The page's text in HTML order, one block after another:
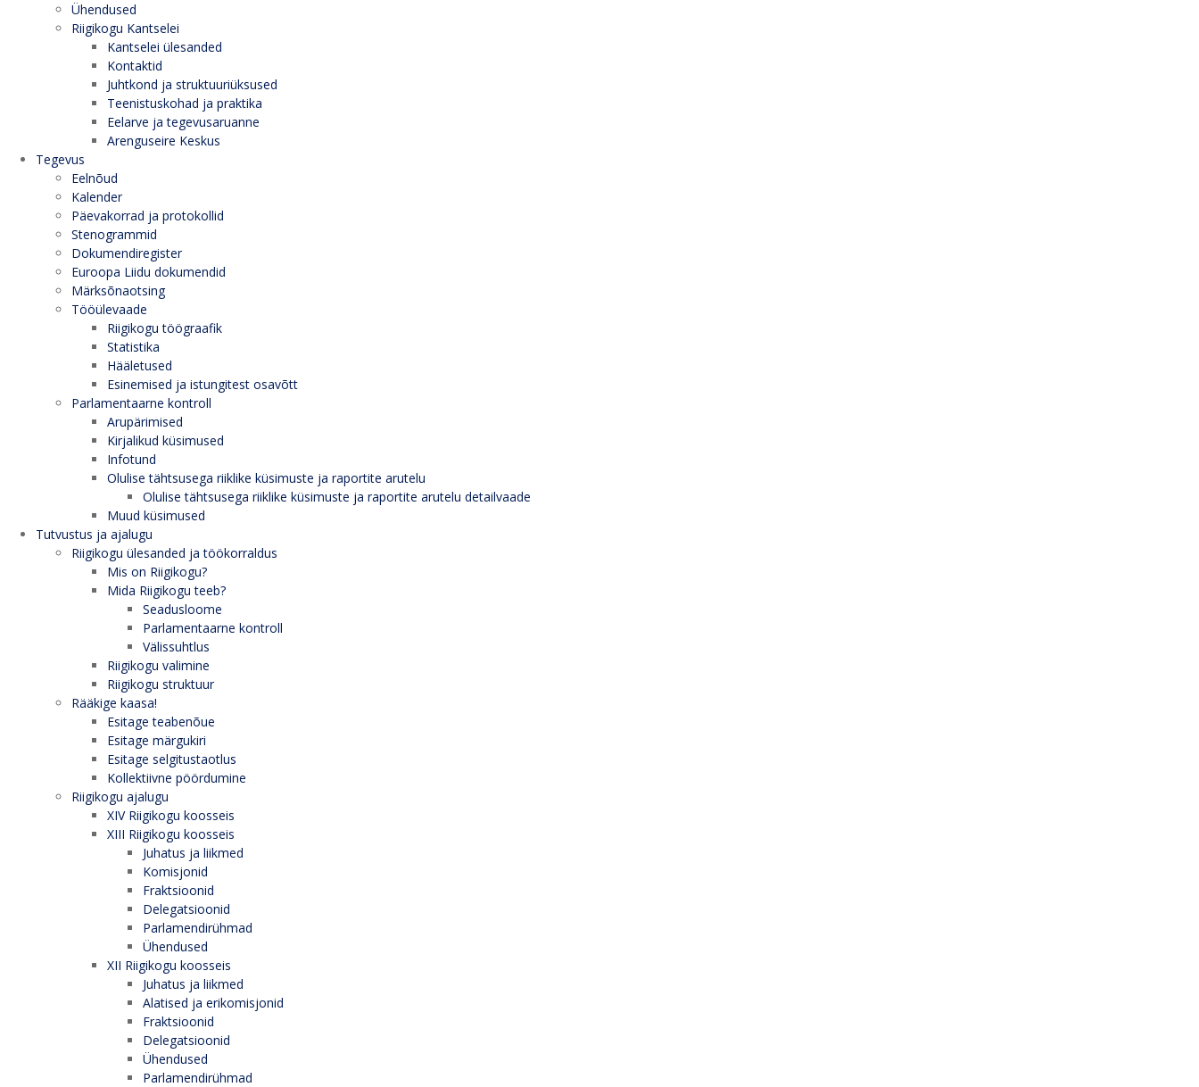
Ühendused
Riigikogu Kantselei
Kantselei ülesanded
Kontaktid
Juhtkond ja struktuuriüksused
Teenistuskohad ja praktika
Eelarve ja tegevusaruanne
Arenguseire Keskus
Tegevus
Eelnõud
Kalender
Päevakorrad ja protokollid
Stenogrammid
Dokumendiregister
Euroopa Liidu dokumendid
Märksõnaotsing
Tööülevaade
Riigikogu töögraafik
Statistika
Hääletused
Esinemised ja istungitest osavõtt
Parlamentaarne kontroll
Arupärimised
Kirjalikud küsimused
Infotund
Olulise tähtsusega riiklike küsimuste ja raportite arutelu
Olulise tähtsusega riiklike küsimuste ja raportite arutelu detailvaade
Muud küsimused
Tutvustus ja ajalugu
Riigikogu ülesanded ja töökorraldus
Mis on Riigikogu?
Mida Riigikogu teeb?
Seadusloome
Parlamentaarne kontroll
Välissuhtlus
Riigikogu valimine
Riigikogu struktuur
Rääkige kaasa!
Esitage teabenõue
Esitage märgukiri
Esitage selgitustaotlus
Kollektiivne pöördumine
Riigikogu ajalugu
XIV Riigikogu koosseis
XIII Riigikogu koosseis
Juhatus ja liikmed
Komisjonid
Fraktsioonid
Delegatsioonid
Parlamendirühmad
Ühendused
XII Riigikogu koosseis
Juhatus ja liikmed
Alatised ja erikomisjonid
Fraktsioonid
Delegatsioonid
Ühendused
Parlamendirühmad